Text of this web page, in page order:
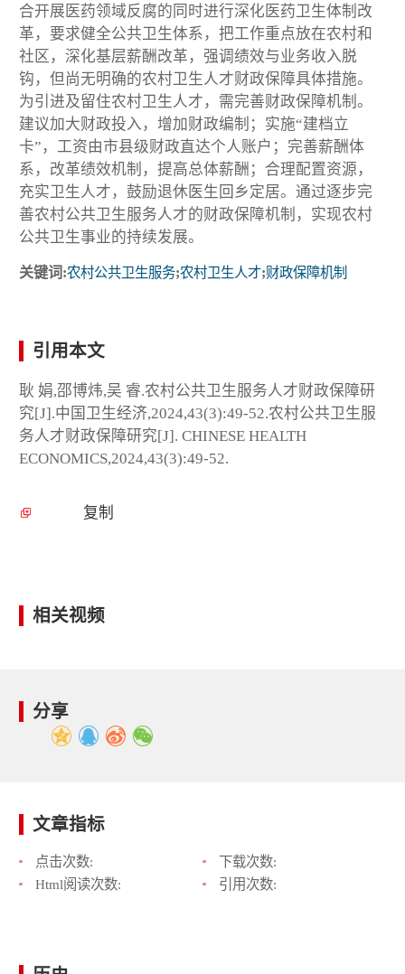
合开展医药领域反腐的同时进行深化医药卫生体制改
革，要求健全公共卫生体系，把工作重点放在农村和
社区，深化基层薪酬改革，强调绩效与业务收入脱
钩，但尚无明确的农村卫生人才财政保障具体措施。
为引进及留住农村卫生人才，需完善财政保障机制。
建议加大财政投入，增加财政编制；实施“建档立
卡”，工资由市县级财政直达个人账户；完善薪酬体
系，改革绩效机制，提高总体薪酬；合理配置资源，
充实卫生人才，鼓励退休医生回乡定居。通过逐步完
善农村公共卫生服务人才的财政保障机制，实现农村
公共卫生事业的持续发展。
关键词:农村公共卫生服务;农村卫生人才;财政保障机制
引用本文
耿 娟,邵博炜,吴 睿.农村公共卫生服务人才财政保障研
究[J].中国卫生经济,2024,43(3):49-52.农村公共卫生服
务人才财政保障研究[J]. CHINESE HEALTH
ECONOMICS,2024,43(3):49-52.
复制
相关视频
分享
文章指标
点击次数:
下载次数:
Html阅读次数:
引用次数: